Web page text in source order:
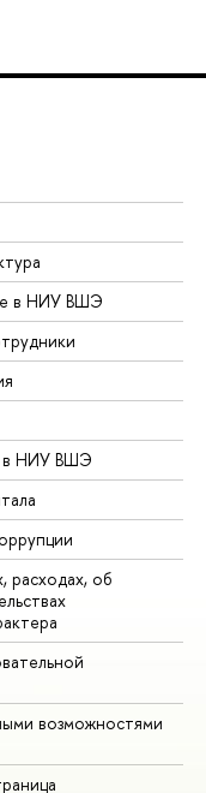
в НИУ ВШЭ
в НИУ ВШЭ
расходах, об
возможностями